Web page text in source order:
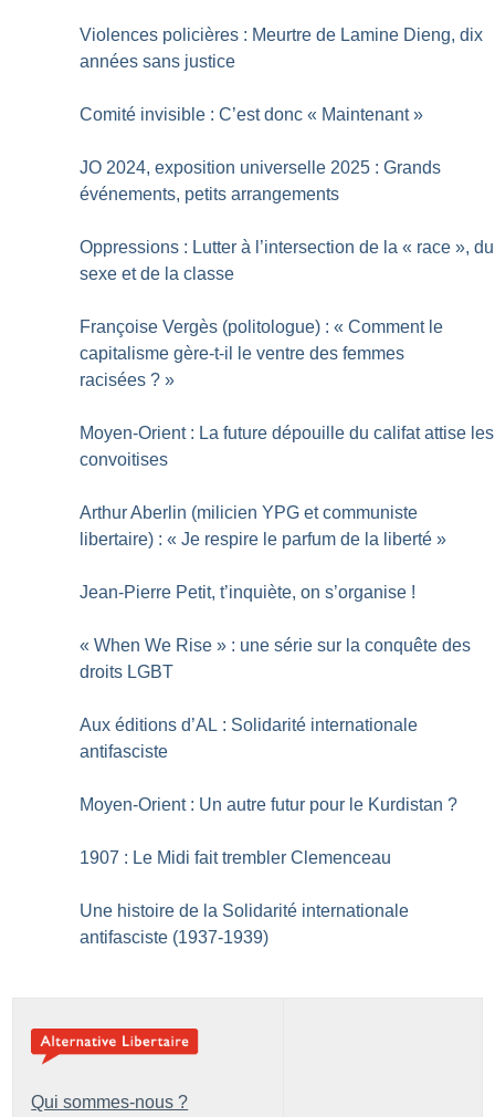
Violences policières : Meurtre de Lamine Dieng, dix
années sans justice
Comité invisible : C’est donc « Maintenant »
JO 2024, exposition universelle 2025 : Grands
événements, petits arrangements
Oppressions : Lutter à l’intersection de la « race », du
sexe et de la classe
Françoise Vergès (politologue) : « Comment le
capitalisme gère-t-il le ventre des femmes
racisées ? »
Moyen-Orient : La future dépouille du califat attise les
convoitises
Arthur Aberlin (milicien YPG et communiste
libertaire) : « Je respire le parfum de la liberté »
Jean-Pierre Petit, t’inquiète, on s’organise !
« When We Rise » : une série sur la conquête des
droits LGBT
Aux éditions d’AL : Solidarité internationale
antifasciste
Moyen-Orient : Un autre futur pour le Kurdistan ?
1907 : Le Midi fait trembler Clemenceau
Une histoire de la Solidarité internationale
antifasciste (1937-1939)
Qui sommes-nous ?